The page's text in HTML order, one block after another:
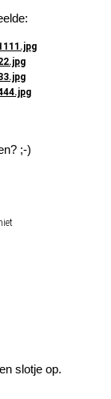
;-)
slotje op.